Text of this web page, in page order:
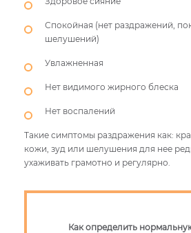
Спокойная (нет раздражений,
шелушений)
Увлажненная
Нет видимого жирного блеска
Нет воспалений
Такие симптомы раздражения как:
кожи, зуд или шелушения для нее
ухаживать грамотно и регулярно.
Как определить